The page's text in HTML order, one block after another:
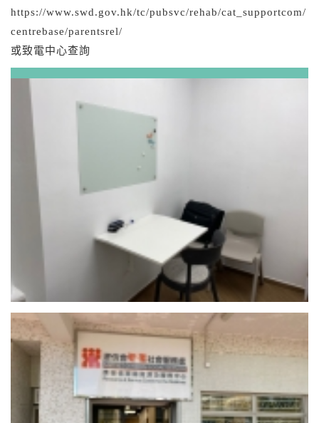
https://www.swd.gov.hk/tc/pubsvc/rehab/cat_supportcom/
centrebase/parentsrel/
或致電中心查詢